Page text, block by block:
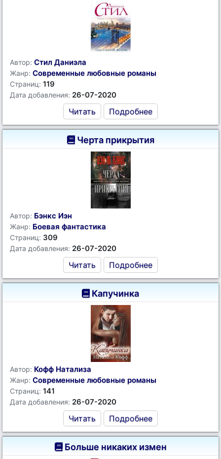
Автор: Стил Даниэла
Жанр: Современные любовные романы
Страниц: 119
Дата добавления: 26-07-2020
Читать Подробнее
Черта прикрытия
Автор: Бэнкс Иэн
Жанр: Боевая фантастика
Страниц: 309
Дата добавления: 26-07-2020
Читать Подробнее
Капучинка
Автор: Кофф Натализа
Жанр: Современные любовные романы
Страниц: 141
Дата добавления: 26-07-2020
Читать Подробнее
Больше никаких измен